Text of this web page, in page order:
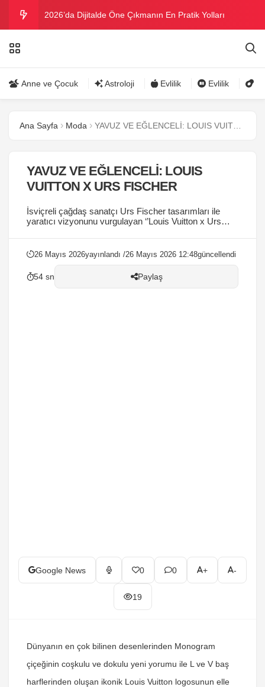
2026’da Dijitalde Öne Çıkmanın En Pratik Yolları
Danla Bilic ile Reynmen Miami’de tatilde
Anne ve Çocuk Astroloji Evlilik Evlilik
Ana Sayfa Moda
YAVUZ VE EĞLENCELİ: LOUIS
VUITTON X URS FISCHER
İsviçreli çağdaş sanatçı Urs Fischer tasarımları ile
yaratıcı vizyonunu vurgulayan ‘’Louis Vuitton x Urs
karşımıza çıkıyor....
26 Mayıs 2026yayınlandı /26 Mayıs 2026 12:48güncellendi
54 sn Paylaş
Google News 0 0 + -
19
Dünyanın en çok bilinen desenlerinden Monogram
çiçeğinin coşkulu ve dokulu yeni yorumu ile L ve V baş
harflerinden oluşan ikonik Louis Vuitton logosunun elle